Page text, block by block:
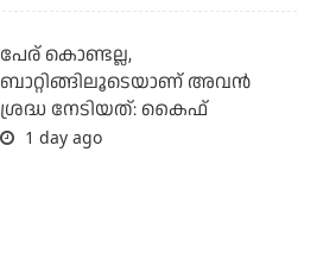
പേര് കൊണ്ടല്ല,
ബാറ്റിങ്ങിലൂടെയാണ് അവൻ
ശ്രദ്ധ നേടിയത്: കൈഫ്
1 day ago